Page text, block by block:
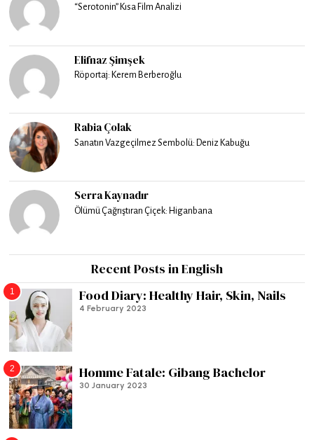
“Serotonin” Kısa Film Analizi
Elifnaz Şimşek
Röportaj: Kerem Berberoğlu
Rabia Çolak
Sanatın Vazgeçilmez Sembolü: Deniz Kabuğu
Serra Kaynadır
Ölümü Çağrıştıran Çiçek: Higanbana
Recent Posts in English
1 Food Diary: Healthy Hair, Skin, Nails
4 February 2023
2 Homme Fatale: Gibang Bachelor
30 January 2023